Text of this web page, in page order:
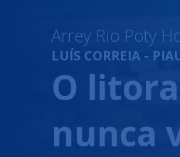
Arrey Rio Poty
LUÍS CORREIA -
O
nunca